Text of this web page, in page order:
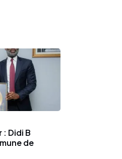
Didi B
de